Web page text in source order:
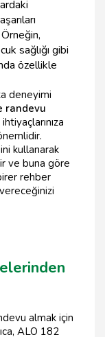
sağlığı gibi
özellikle
deneyimi
randevu
kullanarak
ve buna göre
rehber
almak için
ALO 182